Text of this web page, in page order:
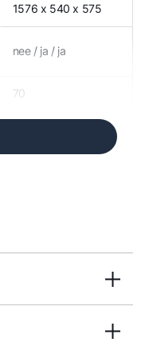
1576 x 540 x 575
nee / ja / ja
70